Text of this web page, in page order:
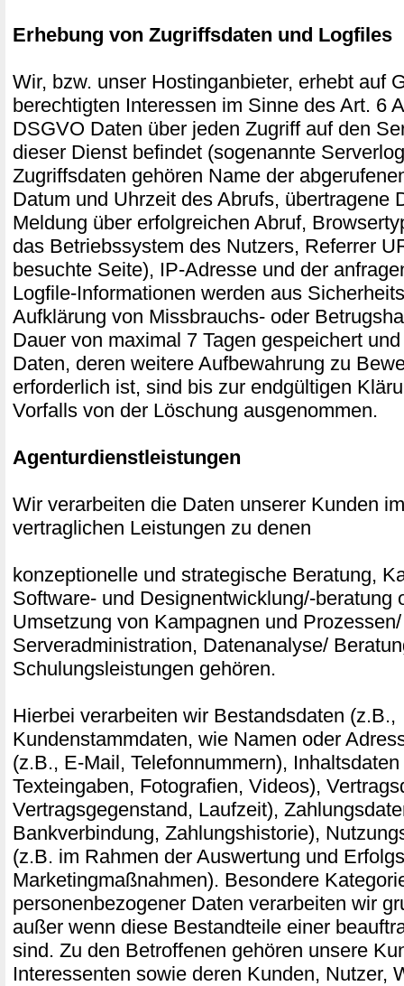
Erhebung von Zugriffsdaten und Logfiles
Wir, bzw. unser Hostinganbieter, erhebt auf
berechtigten Interessen im Sinne des Art. 6
DSGVO Daten über jeden Zugriff auf den
dieser Dienst befindet (sogenannte
Zugriffsdaten gehören Name der
Datum und Uhrzeit des Abrufs, übertragene
Meldung über erfolgreichen Abruf,
das Betriebssystem des Nutzers, Referrer
besuchte Seite), IP-Adresse und der
Logfile-Informationen werden aus
Aufklärung von Missbrauchs- oder
Dauer von maximal 7 Tagen gespeichert
Daten, deren weitere Aufbewahrung zu
erforderlich ist, sind bis zur endgültigen
Vorfalls von der Löschung ausgenommen.
Agenturdienstleistungen
Wir verarbeiten die Daten unserer Kunden
vertraglichen Leistungen zu denen
konzeptionelle und strategische Beratung,
Software- und Designentwicklung/-beratung
Umsetzung von Kampagnen und
Serveradministration, Datenanalyse/
Schulungsleistungen gehören.
Hierbei verarbeiten wir Bestandsdaten (z.B.,
Kundenstammdaten, wie Namen oder
(z.B., E-Mail, Telefonnummern),
Texteingaben, Fotografien, Videos),
Vertragsgegenstand, Laufzeit),
Bankverbindung, Zahlungshistorie),
(z.B. im Rahmen der Auswertung und
Marketingmaßnahmen). Besondere
personenbezogener Daten verarbeiten wir
außer wenn diese Bestandteile einer
sind. Zu den Betroffenen gehören unsere
Interessenten sowie deren Kunden, Nutzer,